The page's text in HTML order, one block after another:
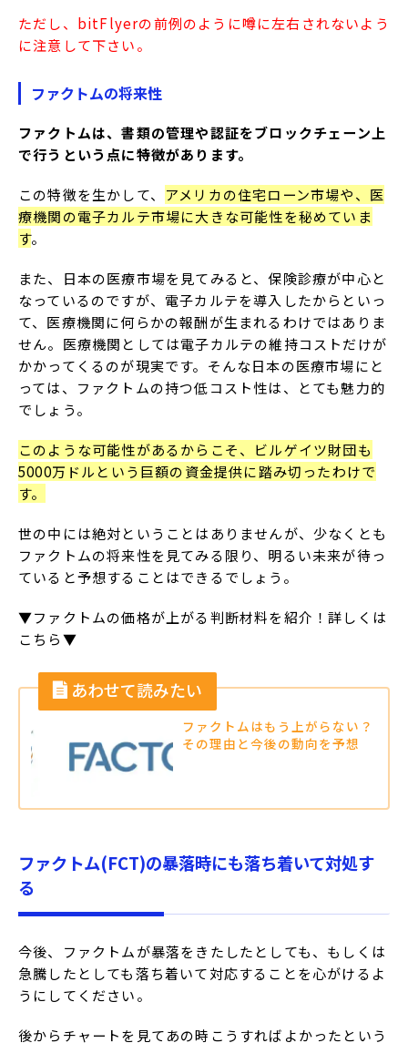
ただし、bitFlyerの前例のように噂に左右されないよう
に注意して下さい。
ファクトムの将来性
ファクトムは、書類の管理や認証をブロックチェーン上
で行うという点に特徴があります。
この特徴を生かして、 アメリカの住宅ローン市場や、医
療機関の電子カルテ市場に大きな可能性を秘めていま
す。
また、日本の医療市場を見てみると、保険診療が中心と
なっているのですが、電子カルテを導入したからといっ
て、医療機関に何らかの報酬が生まれるわけではありま
せん。医療機関としては電子カルテの維持コストだけが
かかってくるのが現実です。そんな日本の医療市場にと
っては、ファクトムの持つ低コスト性は、とても魅力的
でしょう。
このような可能性があるからこそ、ビルゲイツ財団も
5000万ドルという巨額の資金提供に踏み切ったわけで
す。
世の中には絶対ということはありませんが、少なくとも
ファクトムの将来性を見てみる限り、明るい未来が待っ
ていると予想することはできるでしょう。
▼ファクトムの価格が上がる判断材料を紹介！詳しくは
こちら▼
ファクトムはもう上がらない？
その理由と今後の動向を予想
ファクトム(FCT)の暴落時にも落ち着いて対処す
る
今後、ファクトムが暴落をきたしたとしても、もしくは
急騰したとしても落ち着いて対応することを心がけるよ
うにしてください。
後からチャートを見てあの時こうすればよかったという